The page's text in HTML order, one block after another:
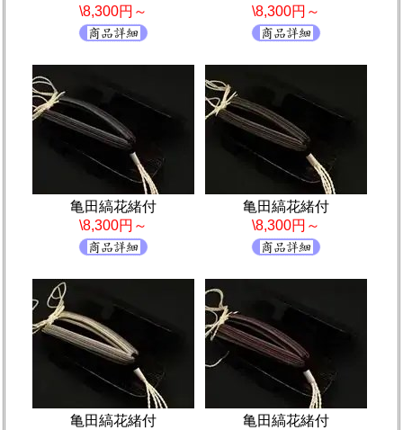
\8,300円～ \8,300円～
亀田縞花緒付
\8,300円～
亀田縞花緒付
\8,300円～
亀田縞花緒付
亀田縞花緒付